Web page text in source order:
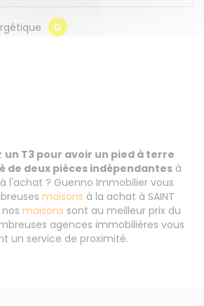
D
un T3 pour avoir un pied à terre
de deux pièces indépendantes à
à l'achat ? Guenno Immobilier vous
maisons à la achat à SAINT
nos maisons sont au meilleur prix du
agences immobilières vous
un service de proximité.